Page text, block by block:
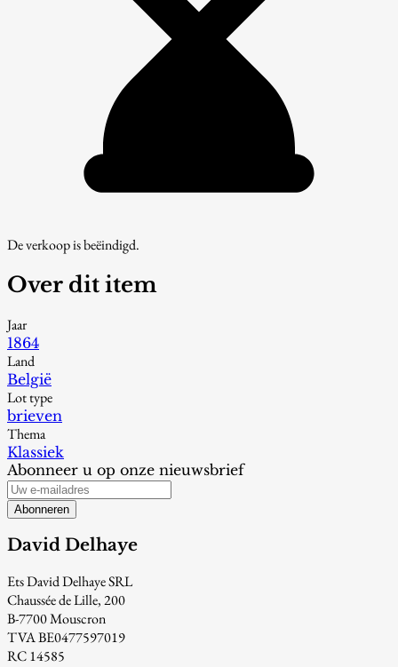
De verkoop is beëindigd.
Over dit item
Jaar
1864
Land
België
Lot type
brieven
Thema
Klassiek
Abonneer u op onze nieuwsbrief
Abonneren
David Delhaye
Ets David Delhaye SRL
Chaussée de Lille, 200
B-7700 Mouscron
TVA BE0477597019
RC 14585